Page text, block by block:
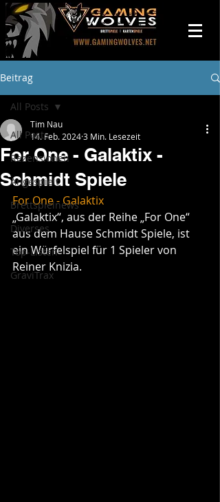
Beitrag
All Posts
Rezensionen
Angespielt
Brettspielnews
Diverses
Top-Listen
GraviTrax
All Posts
For One - Galaktix -
Schmidt Spiele
Tim Nau
14. Feb. 20243 Min. Lesezeit
For One - Galaktix
„Galaktix“, aus der Reihe „For One“
aus dem Hause Schmidt Spiele, ist
ein Würfelspiel für 1 Spieler von
Reiner Knizia.